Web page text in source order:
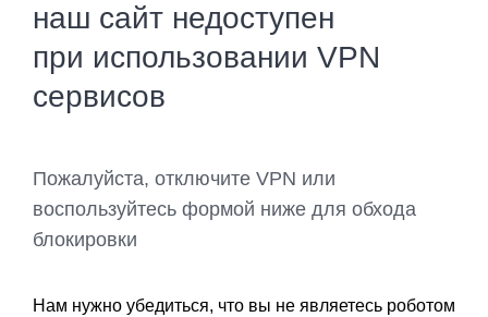
наш сайт недоступен
при использовании VPN
сервисов
Пожалуйста, отключите VPN или
воспользуйтесь формой ниже для обхода
блокировки
Нам нужно убедиться, что вы не являетесь роботом